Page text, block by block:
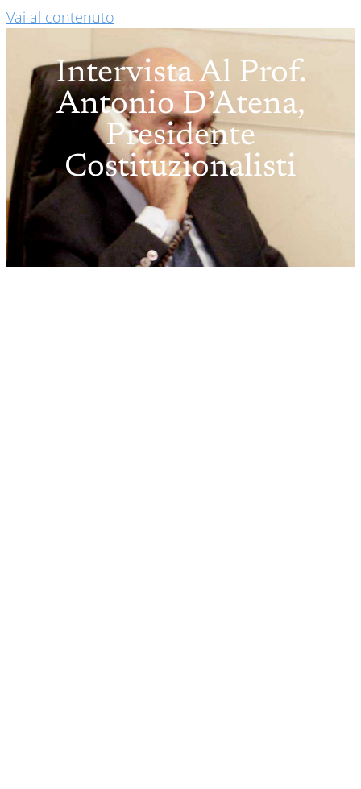
Vai al contenuto
Intervista Al Prof.
Antonio D’Atena,
Presidente
Costituzionalisti